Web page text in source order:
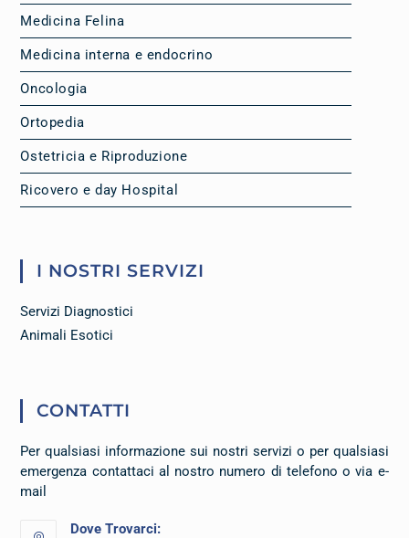
Medicina Felina
Medicina interna e endocrino
Oncologia
Ortopedia
Ostetricia e Riproduzione
Ricovero e day Hospital
I NOSTRI SERVIZI
Servizi Diagnostici
Animali Esotici
CONTATTI
Per qualsiasi informazione sui nostri servizi o per qualsiasi
emergenza contattaci al nostro numero di telefono o via e-
mail
Dove Trovarci: